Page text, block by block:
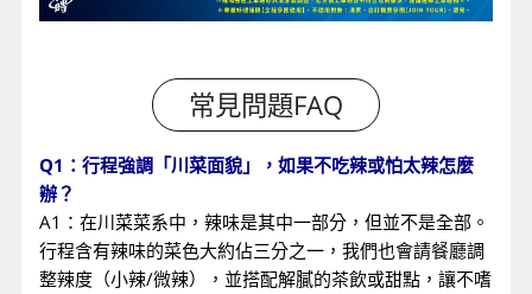
Q1：行程強調「川菜面貌」，如果不吃辣或怕太辣怎麼
辦？
A1：在川菜菜系中，辣味是其中一部分，但並不是全部。
行程含有辣味的菜色大約佔三分之一，我們也會請餐廳調
整辣度（小辣/微辣），並搭配解膩的茶飲或甜點，讓不嗜